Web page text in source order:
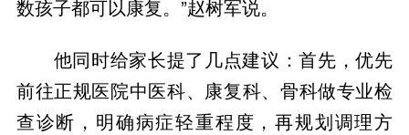
他同时给家长提了几点建议：首先，优先
前往正规医院中医科、康复科、骨科做专业检
查诊断，明确病症轻重程度，再规划调理方